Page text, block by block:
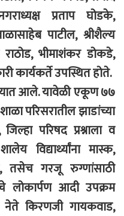
प्रताप घोडके,
पाटील, श्रीशैल्य
भीमाशंकर डोकडे,
कार्यकर्ते उपस्थित होते.
आले. यावेळी एकूण ७७
परिसरातील झाडांच्या
परिषद प्रश्नाला व
विद्यार्थ्यांना मास्क,
तसेच गरजू रुग्णांसाठी
लोकार्पण आदी उपक्रम
नेते किरणजी गायकवाड,